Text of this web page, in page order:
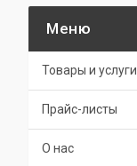
Товары и услуги
Прайс-листы
О нас